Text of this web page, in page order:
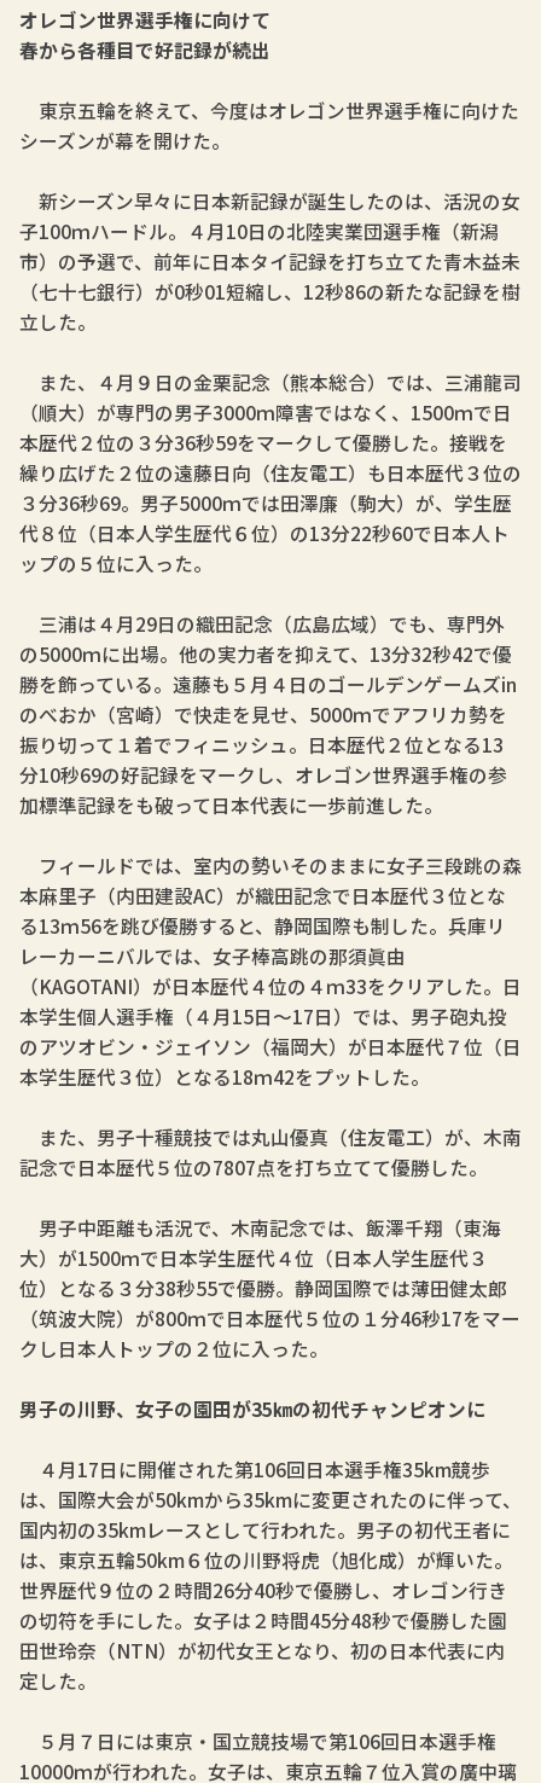
オレゴン世界選手権に向けて
春から各種目で好記録が続出
東京五輪を終えて、今度はオレゴン世界選手権に向けた
シーズンが幕を開けた。
新シーズン早々に日本新記録が誕生したのは、活況の女
子100ｍハードル。４月10日の北陸実業団選手権（新潟
市）の予選で、前年に日本タイ記録を打ち立てた青木益未
（七十七銀行）が0秒01短縮し、12秒86の新たな記録を樹
立した。
また、４月９日の金栗記念（熊本総合）では、三浦龍司
（順大）が専門の男子3000ｍ障害ではなく、1500ｍで日
本歴代２位の３分36秒59をマークして優勝した。接戦を
繰り広げた２位の遠藤日向（住友電工）も日本歴代３位の
３分36秒69。男子5000ｍでは田澤廉（駒大）が、学生歴
代８位（日本人学生歴代６位）の13分22秒60で日本人ト
ップの５位に入った。
三浦は４月29日の織田記念（広島広域）でも、専門外
の5000ｍに出場。他の実力者を抑えて、13分32秒42で優
勝を飾っている。遠藤も５月４日のゴールデンゲームズin
のべおか（宮崎）で快走を見せ、5000ｍでアフリカ勢を
振り切って１着でフィニッシュ。日本歴代２位となる13
分10秒69の好記録をマークし、オレゴン世界選手権の参
加標準記録をも破って日本代表に一歩前進した。
フィールドでは、室内の勢いそのままに女子三段跳の森
本麻里子（内田建設AC）が織田記念で日本歴代３位とな
る13ｍ56を跳び優勝すると、静岡国際も制した。兵庫リ
レーカーニバルでは、女子棒高跳の那須眞由
（KAGOTANI）が日本歴代４位の４ｍ33をクリアした。日
本学生個人選手権（４月15日～17日）では、男子砲丸投
のアツオビン・ジェイソン（福岡大）が日本歴代７位（日
本学生歴代３位）となる18ｍ42をプットした。
また、男子十種競技では丸山優真（住友電工）が、木南
記念で日本歴代５位の7807点を打ち立てて優勝した。
男子中距離も活況で、木南記念では、飯澤千翔（東海
大）が1500ｍで日本学生歴代４位（日本人学生歴代３
位）となる３分38秒55で優勝。静岡国際では薄田健太郎
（筑波大院）が800ｍで日本歴代５位の１分46秒17をマー
クし日本人トップの２位に入った。
男子の川野、女子の園田が35㎞の初代チャンピオンに
４月17日に開催された第106回日本選手権35km競歩
は、国際大会が50kmから35kmに変更されたのに伴って、
国内初の35kmレースとして行われた。男子の初代王者に
は、東京五輪50km６位の川野将虎（旭化成）が輝いた。
世界歴代９位の２時間26分40秒で優勝し、オレゴン行き
の切符を手にした。女子は２時間45分48秒で優勝した園
田世玲奈（NTN）が初代女王となり、初の日本代表に内
定した。
５月７日には東京・国立競技場で第106回日本選手権
10000ｍが行われた。女子は、東京五輪７位入賞の廣中璃